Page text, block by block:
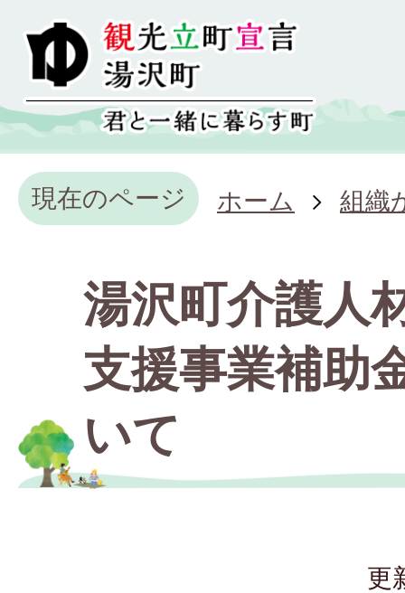
現在のページ ホーム 組織
湯沢町介護人
支援事業補助
いて
更